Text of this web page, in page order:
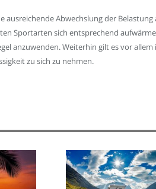
ausreichende Abwechslung der Belastung
Sportarten sich entsprechend
anzuwenden. Weiterhin gilt es vor allem
zu sich zu nehmen.